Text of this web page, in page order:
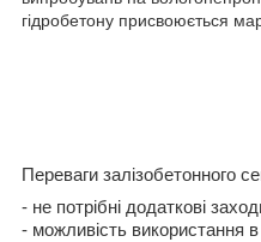
гідробетону присвоюється
Переваги залізобетонного
- не потрібні додаткові
- можливість використання